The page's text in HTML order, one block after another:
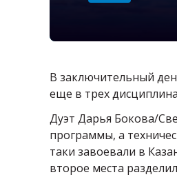
В заключительный
еще в трех
Дуэт Дарья Бокова/
программы, а
таки завоевали в
второе места